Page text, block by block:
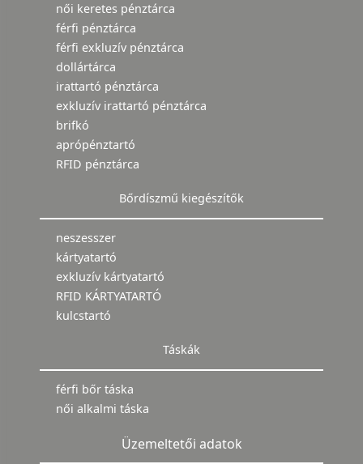
női keretes pénztárca
férfi pénztárca
férfi exkluzív pénztárca
dollártárca
irattartó pénztárca
exkluzív irattartó pénztárca
brifkó
aprópénztartó
RFID pénztárca
Bőrdíszmű kiegészítők
neszesszer
kártyatartó
exkluzív kártyatartó
RFID KÁRTYATARTÓ
kulcstartó
Táskák
férfi bőr táska
női alkalmi táska
Üzemeltetői adatok